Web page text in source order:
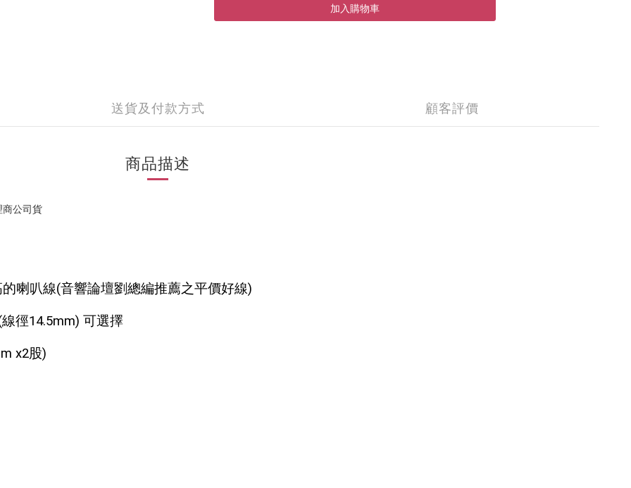
加入購物車
送貨及付款方式 顧客評價
商品描述
公司貨
喇叭線(音響論壇劉總編推薦之平價好線)
徑14.5mm) 可選擇
x2股)